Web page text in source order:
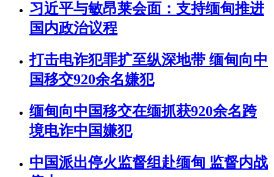
习近平与敏昂莱会面：支持缅甸推进
国内政治议程
打击电诈犯罪扩至纵深地带 缅甸向中
国移交920余名嫌犯
缅甸向中国移交在缅抓获920余名跨
境电诈中国嫌犯
中国派出停火监督组赴缅甸 监督内战